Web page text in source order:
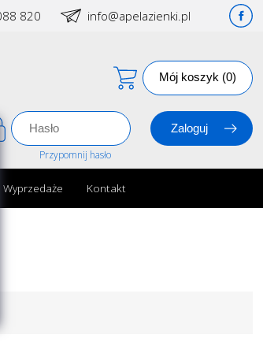
820 info@apelazienki.pl
Mój koszyk (0)
Przypomnij hasło
Wyprzedaże Kontakt